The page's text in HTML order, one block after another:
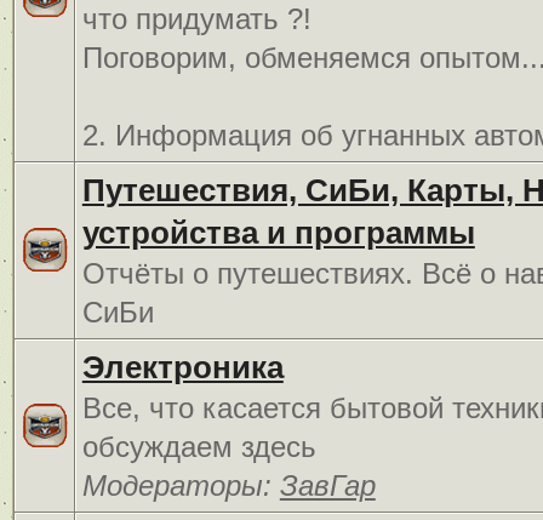
что придумать ?!
Поговорим, обменяемся
2. Информация об угнанных
Путешествия, СиБи, Карты,
устройства и программы
Отчёты о путешествиях. Всё о
СиБи
Электроника
Все, что касается бытовой
обсуждаем здесь
Модераторы: ЗавГар